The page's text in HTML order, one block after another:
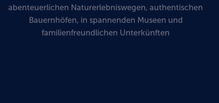
abenteuerlichen Naturerlebniswegen, authentischen
Bauernhöfen, in spannenden Museen und
familienfreundlichen Unterkünften